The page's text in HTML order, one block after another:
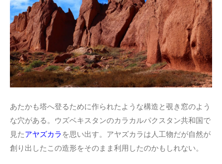
あたかも塔へ登るために作られたような構造と覗き窓のよう
な穴がある。ウズベキスタンのカラカルパクスタン共和国で
見たアヤズカラ を思い出す。アヤズカラは人工物だが自然が
創り出したこの造形をそのまま利用したのかもしれない。